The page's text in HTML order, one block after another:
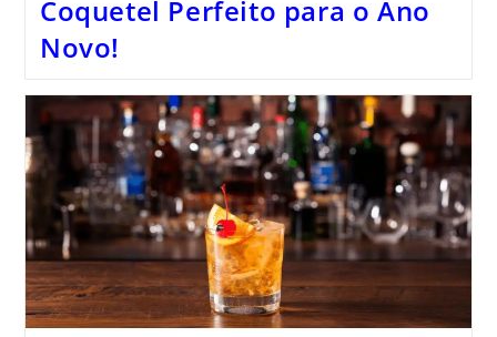
Coquetel Perfeito para o Ano
Novo!